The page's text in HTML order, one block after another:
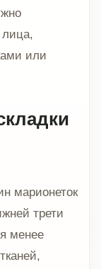
лица,
или
марионеток
трети
менее